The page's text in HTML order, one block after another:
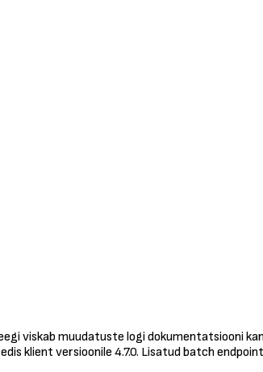
viskab muudatuste logi dokumentatsiooni
klient versioonile 4.7.0. Lisatud batch